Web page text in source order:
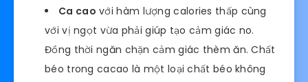
Ca cao với hàm lượng calories thấp cùng
với vị ngọt vừa phải giúp tạo cảm giác no.
Đồng thời ngăn chặn cảm giác thèm ăn. Chất
béo trong cacao là một loại chất béo không